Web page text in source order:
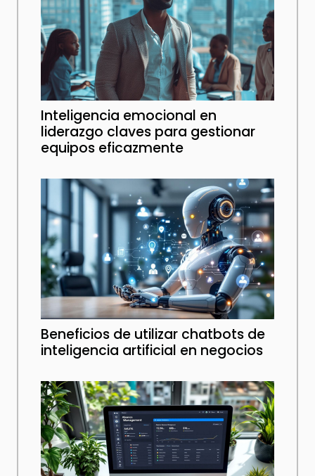
Inteligencia emocional en
liderazgo claves para gestionar
equipos eficazmente
Beneficios de utilizar chatbots de
inteligencia artificial en negocios